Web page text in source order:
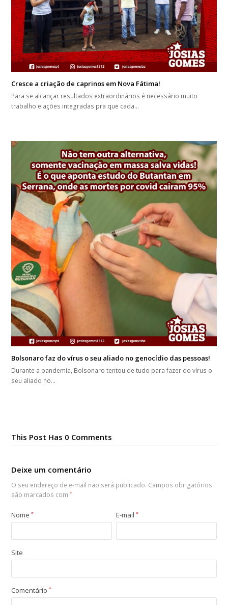
Cresce a criação de caprinos em Nova Fátima!
Para se alcançar resultados extraordinários é necessário muito
trabalho e ações integradas pra que cada…
Bolsonaro faz do vírus o seu aliado no genocídio das pessoas!
Durante a pandemia, Bolsonaro tentou de tudo para fazer do vírus o
seu aliado no…
This Post Has 0 Comments
Deixe um comentário
O seu endereço de e-mail não será publicado. Campos obrigatórios
são marcados com*
Nome* E-mail*
Site
Comentário*